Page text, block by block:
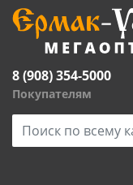
8 (908) 354-5000
Покупателям